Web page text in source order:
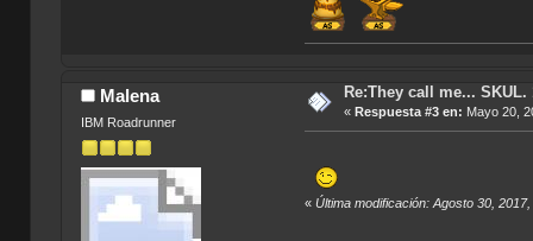
Malena
IBM Roadrunner
Re:They call me... SKUL.
« Respuesta #3 en: Mayo 20,
«Última modificación: Agosto 30,